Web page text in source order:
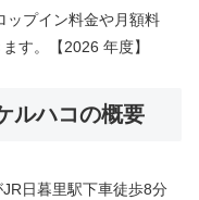
ップイン料金や月額料
す。【2026 年度】
ルハコの概要
日暮里駅下車徒歩8分